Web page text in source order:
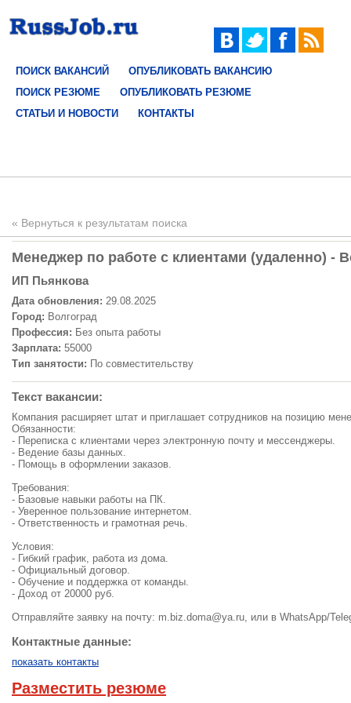
ПОИСК ВАКАНСИЙ
ОПУБЛИКОВАТЬ ВАКАНСИЮ
ПОИСК РЕЗЮМЕ
ОПУБЛИКОВАТЬ РЕЗЮМЕ
СТАТЬИ И НОВОСТИ
КОНТАКТЫ
« Вернуться к результатам поиска
Менеджер по работе с клиентами (удаленно) -
ИП Пьянкова
Дата обновления: 29.08.2025
Город: Волгоград
Профессия: Без опыта работы
Зарплата: 55000
Тип занятости: По совместительству
Текст вакансии:
Компания расширяет штат и приглашает сотрудников на позицию
Обязанности:
- Переписка с клиентами через электронную почту и мессенджеры.
- Ведение базы данных.
- Помощь в оформлении заказов.
Требования:
- Базовые навыки работы на ПК.
- Уверенное пользование интернетом.
- Ответственность и грамотная речь.
Условия:
- Гибкий график, работа из дома.
- Официальный договор.
- Обучение и поддержка от команды.
- Доход от 20000 руб.
Отправляйте заявку на почту: m.biz.doma@ya.ru, или в WhatsApp/
Контактные данные:
показать контакты
Разместить резюме